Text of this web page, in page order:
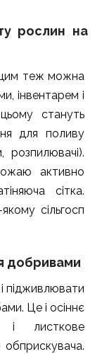
рослин на
цим теж можна
інвентарем і
стануть
для поливу
розпилювачі).
активно
сітка.
сільгосп
добривами
підживлювати
Це і осіннє
і листкове